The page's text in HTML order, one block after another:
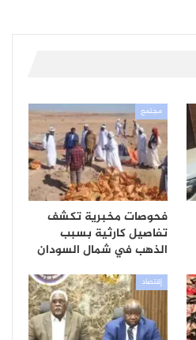
مجتمع
فحوصات مخبرية تكشف
تفاصيل كارثية بسبب
الذهب في شمال السودان
إقتصاد